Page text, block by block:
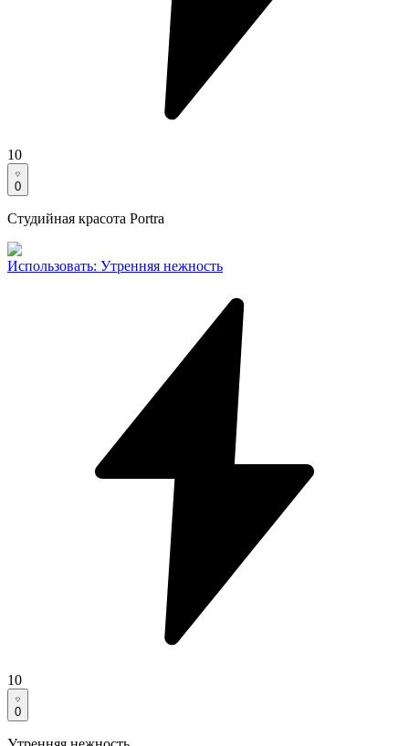
10
0
Студийная красота Portra
Использовать: Утренняя нежность
10
0